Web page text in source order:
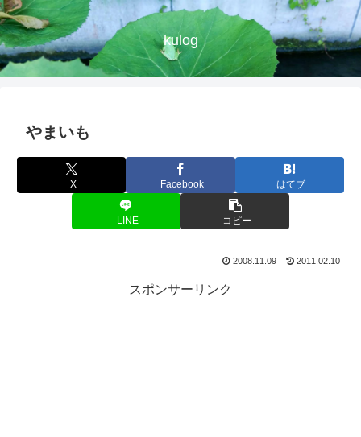
kulog
やまいも
X Facebook はてブ
LINE コピー
2008.11.09 2011.02.10
スポンサーリンク